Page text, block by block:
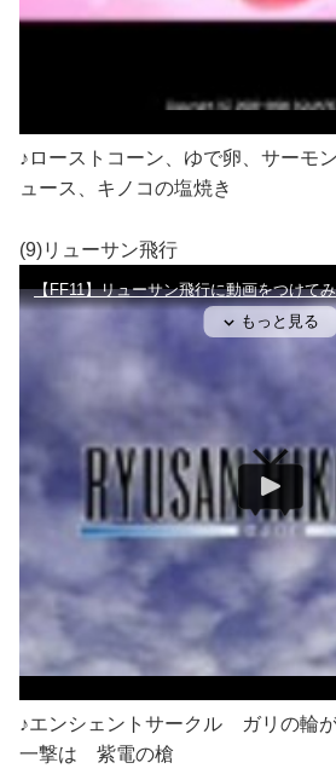
♪ローストコーン、ゆで卵、サーモ
ュース、キノコの塩焼き
(9)リューサン飛行
♪エンシェントサークル ガリの輪
一撃は 紫電の槍